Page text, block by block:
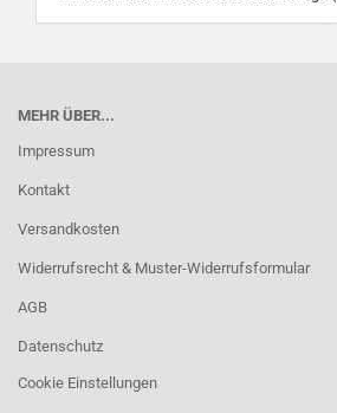
MEHR ÜBER...
Impressum
Kontakt
Versandkosten
Widerrufsrecht & Muster-Widerrufsformular
AGB
Datenschutz
Cookie Einstellungen